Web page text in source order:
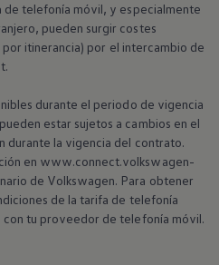
telefonía móvil, y especialmente
pueden surgir costes
por itinerancia) por el intercambio de
durante el periodo de vigencia
estar sujetos a cambios en el
durante la vigencia del contrato.
en www.connect.volkswagen-
de Volkswagen. Para obtener
de la tarifa de telefonía
tu proveedor de telefonía móvil.